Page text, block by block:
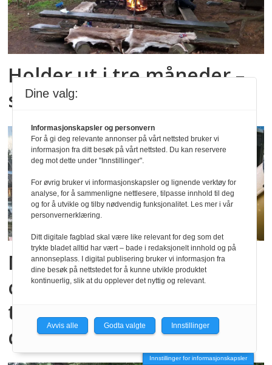
Holder ut i tre måneder –
så er det slutt
Mener at Kristiansund
oppgir lønn langt under
tariff: – En form for sosial
dumping?
Innstillinger for informasjonskapsler
Dine valg:
Informasjonskapsler og personvern
For å gi deg relevante annonser på vårt nettsted bruker vi
informasjon fra ditt besøk på vårt nettsted. Du kan reservere
deg mot dette under "Innstillinger".
For øvrig bruker vi informasjonskapsler og lignende verktøy for
analyse, for å sammenligne nettlesere, tilpasse innhold til deg
og for å utvikle og tilby nødvendig funksjonalitet. Les mer i vår
personvernerklæring.
Ditt digitale fagblad skal være like relevant for deg som det
trykte bladet alltid har vært – bade i redaksjonelt innhold og på
annonseplass. I digital publisering bruker vi informasjon fra
dine besøk på nettstedet for å kunne utvikle produktet
kontinuerlig, slik at du opplever det nyttig og relevant.
Avvis alle Godta valgte Innstillinger